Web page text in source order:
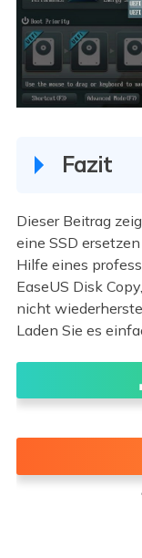
Fazit
Dieser Beitrag
eine SSD
Hilfe eines
EaseUS Disk
nicht
Laden Sie es